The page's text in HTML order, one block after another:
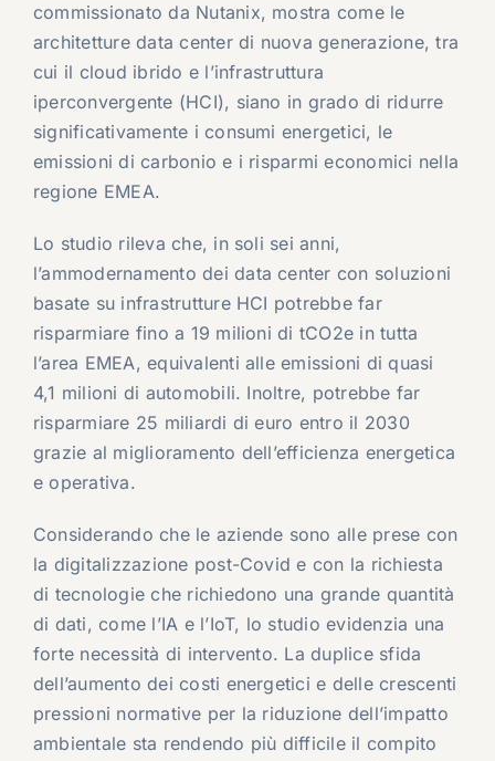
commissionato da Nutanix, mostra come le
architetture data center di nuova generazione, tra
cui il cloud ibrido e l’infrastruttura
iperconvergente (HCI), siano in grado di ridurre
significativamente i consumi energetici, le
emissioni di carbonio e i risparmi economici nella
regione EMEA.
Lo studio rileva che, in soli sei anni,
l’ammodernamento dei data center con soluzioni
basate su infrastrutture HCI potrebbe far
risparmiare fino a 19 milioni di tCO2e in tutta
l’area EMEA, equivalenti alle emissioni di quasi
4,1 milioni di automobili. Inoltre, potrebbe far
risparmiare 25 miliardi di euro entro il 2030
grazie al miglioramento dell’efficienza energetica
e operativa.
Considerando che le aziende sono alle prese con
la digitalizzazione post-Covid e con la richiesta
di tecnologie che richiedono una grande quantità
di dati, come l’IA e l’IoT, lo studio evidenzia una
forte necessità di intervento. La duplice sfida
dell’aumento dei costi energetici e delle crescenti
pressioni normative per la riduzione dell’impatto
ambientale sta rendendo più difficile il compito